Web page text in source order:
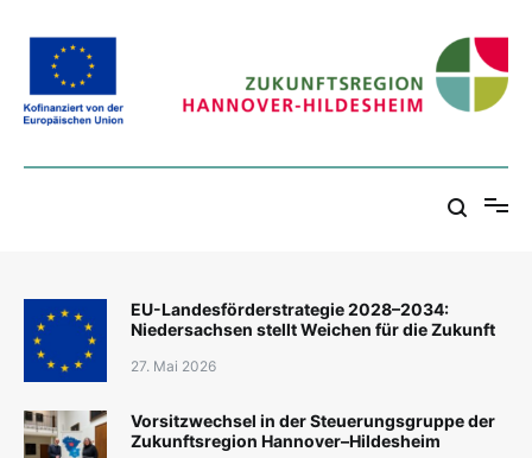
Inhalt
springen
EU-Landesförderstrategie 2028–2034:
Niedersachsen stellt Weichen für die Zukunft
27. Mai 2026
Vorsitzwechsel in der Steuerungsgruppe der
Zukunftsregion Hannover–Hildesheim